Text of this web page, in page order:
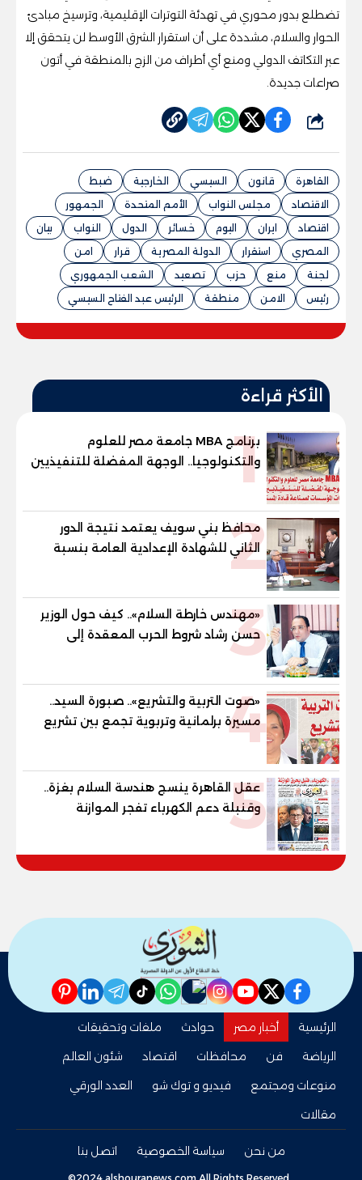
تضطلع بدور محوري في تهدئة التوترات الإقليمية، وترسيخ مبادئ
الحوار والسلام، مشددة على أن استقرار الشرق الأوسط لن يتحقق إلا
عبر التكاتف الدولي ومنع أي أطراف من الزج بالمنطقة في أتون
صراعات جديدة.
شارك
القاهرة قانون السيسي الخارجية
ضبط
الاقتصاد
مجلس النواب الأمم المتحدة
الجمهور
اقتصاد
ايران اليوم خسائر الدول النواب
بيان
المصري
استقرار الدولة المصرية قرار
امن
لجنة
منع حزب تصعيد
الشعب الجمهوري
رئيس
الامن منطقة الرئيس عبد الفتاح السيسي
الأكثر قراءة
1
برنامج MBA جامعة مصر للعلوم
والتكنولوجيا.. الوجهة المفضلة للتنفيذيين
وقيادات المؤسسات لصناعة قادة
2
محافظ بني سويف يعتمد نتيجة الدور
الثاني للشهادة الإعدادية العامة بنسبة
والنور للمكفوفين
3
«مهندس خارطة السلام».. كيف حول الوزير
حسن رشاد شروط الحرب المعقدة إلى
"خارطة طريق" للانسحاب والإعمار؟
4
«صوت التربية والتشريع».. صبورة السيد..
مسيرة برلمانية وتربوية تجمع بين تشريع
القوانين وصناعة الأجيال لبناء الإنسان
5
عقل القاهرة ينسج هندسة السلام بغزة..
وقنبلة دعم الكهرباء تفجر الموازنة
facebook
twitter
youtube
instagram
nabd
whatsapp
tiktok
telegram
linkedin
pinterest
الرئيسية أخبار مصر حوادث
ملفات وتحقيقات
الرياضة
فن محافظات اقتصاد
شئون العالم
منوعات ومجتمع
فيديو و توك شو
العدد الورقي
مقالات
من نحن سياسة الخصوصية اتصل بنا